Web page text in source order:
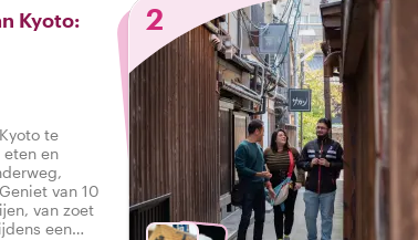
Kyoto:
te
eten en
van 10
van zoet
een
2